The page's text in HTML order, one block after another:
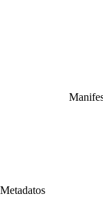
Metadatos